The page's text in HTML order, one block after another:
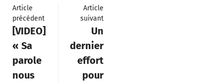
Article
précédent
[VIDEO]
« Sa
parole
nous
Article
suivant
Un
dernier
effort
pour